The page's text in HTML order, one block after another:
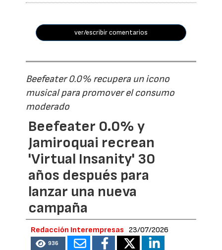
ver/escribir comentarios
Beefeater 0.0% recupera un icono
musical para promover el consumo
moderado
Beefeater 0.0% y
Jamiroquai recrean
'Virtual Insanity' 30
años después para
lanzar una nueva
campaña
Redacción Interempresas 23/07/2026
936